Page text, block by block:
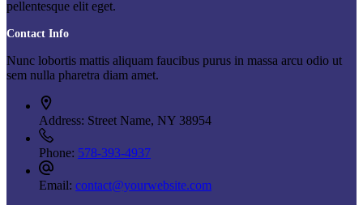
pellentesque elit eget.
Contact Info
Nunc lobortis mattis aliquam faucibus purus in massa arcu odio ut
sem nulla pharetra diam amet.
Address: Street Name, NY 38954
Phone: 578-393-4937
Email: contact@yourwebsite.com